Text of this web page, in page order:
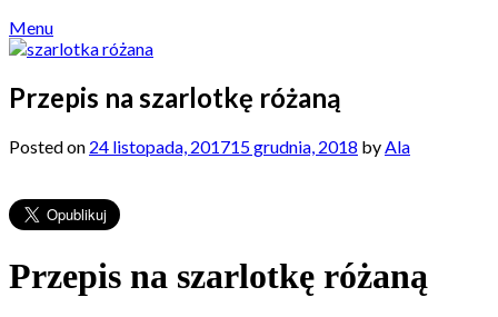
Menu
Przepis na szarlotkę różaną
Posted on 24 listopada, 201715 grudnia, 2018 byAla
Przepis na szarlotkę różaną